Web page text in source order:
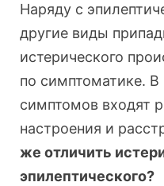
Наряду с
другие виды
истерического
по симптоматике. В
симптомов входят
настроения и
же отличить
эпилептического?